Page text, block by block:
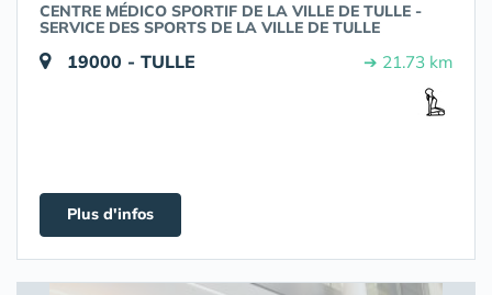
CENTRE MÉDICO SPORTIF DE LA VILLE DE TULLE -
SERVICE DES SPORTS DE LA VILLE DE TULLE
19000 - TULLE ➔ 21.73 km
Plus d'infos